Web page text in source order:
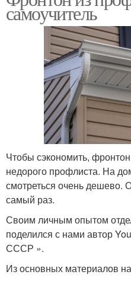
самоучитель
Чтобы сэкономить,
недорого профлиста. На
смотреться очень дешево.
самый раз.
Своим личным опытом
поделился с нами автор
СССР ».
Из основных материалов